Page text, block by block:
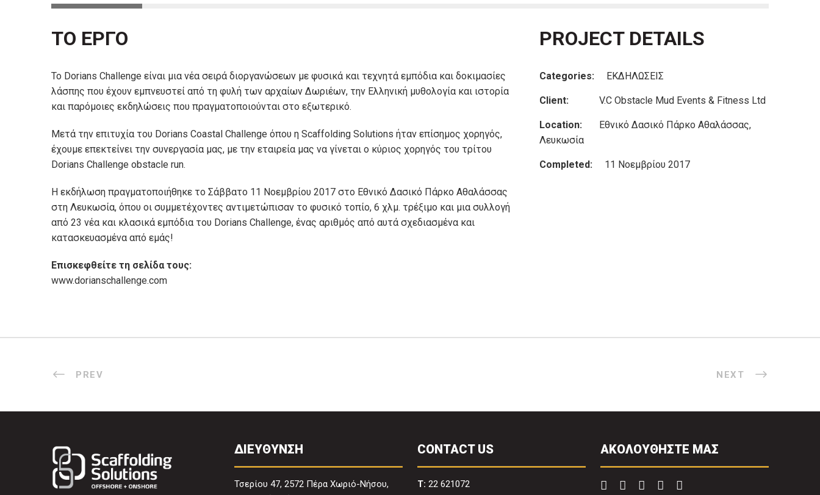
ΤΟ ΕΡΓΟ
To Dorians Challenge είναι μια νέα σειρά διοργανώσεων με φυσικά και τεχνητά εμπόδια και δοκιμασίες
λάσπης που έχουν εμπνευστεί από τη φυλή των αρχαίων Δωριέων, την Ελληνική μυθολογία και ιστορία
και παρόμοιες εκδηλώσεις που πραγματοποιούνται στο εξωτερικό.
Μετά την επιτυχία του Dorians Coastal Challenge όπου η Scaffolding Solutions ήταν επίσημος χορηγός,
έχουμε επεκτείνει την συνεργασία μας, με την εταιρεία μας να γίνεται ο κύριος χορηγός του τρίτου
Dorians Challenge obstacle run.
Η εκδήλωση πραγματοποιήθηκε το Σάββατο 11 Νοεμβρίου 2017 στο Εθνικό Δασικό Πάρκο Αθαλάσσας
στη Λευκωσία, όπου οι συμμετέχοντες αντιμετώπισαν το φυσικό τοπίο, 6 χλμ. τρέξιμο και μια συλλογή
από 23 νέα και κλασικά εμπόδια του Dorians Challenge, ένας αριθμός από αυτά σχεδιασμένα και
κατασκευασμένα από εμάς!
Επισκεφθείτε τη σελίδα τους:
www.dorianschallenge.com
PROJECT DETAILS
Categories: ΕΚΔΗΛΩΣΕΙΣ
Client: V.C Obstacle Mud Events & Fitness Ltd
Location:
Εθνικό Δασικό Πάρκο Αθαλάσσας,
Λευκωσία
Completed: 11 Νοεμβρίου 2017
PREV NEXT
ΔΙΕΥΘΥΝΣΗ
Τσερίου 47, 2572 Πέρα Χωριό-Νήσου,
CONTACT US
T: 22 621072
ΑΚΟΛΟΥΘΗΣΤΕ ΜΑΣ